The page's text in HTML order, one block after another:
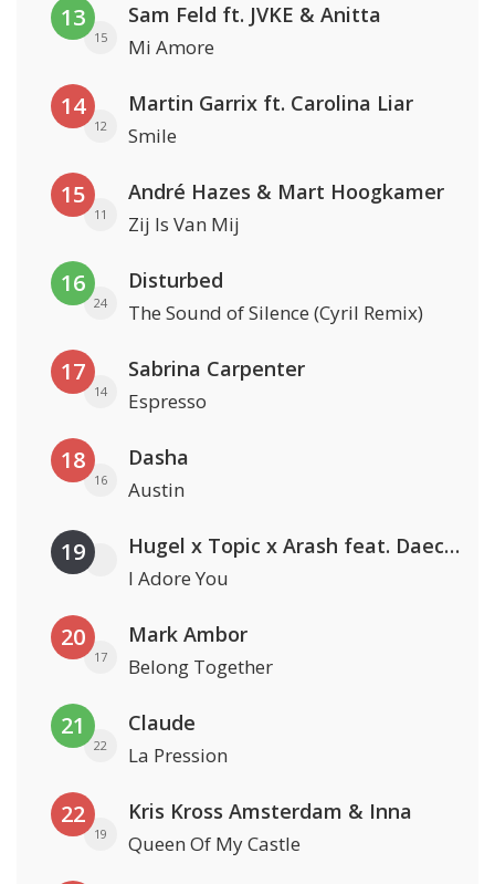
13
15
Sam Feld ft. JVKE & Anitta
Mi Amore
14
12
Martin Garrix ft. Carolina Liar
Smile
15
11
André Hazes & Mart Hoogkamer
Zij Is Van Mij
16
24
Disturbed
The Sound of Silence (Cyril Remix)
17
14
Sabrina Carpenter
Espresso
18
16
Dasha
Austin
19 Hugel x Topic x Arash feat. Daecolm
I Adore You
20
17
Mark Ambor
Belong Together
21
22
Claude
La Pression
22
19
Kris Kross Amsterdam & Inna
Queen Of My Castle